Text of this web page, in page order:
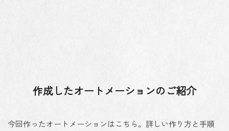
作成したオートメーションのご紹介
今回作ったオートメーションはこちら。詳しい作り方と手順